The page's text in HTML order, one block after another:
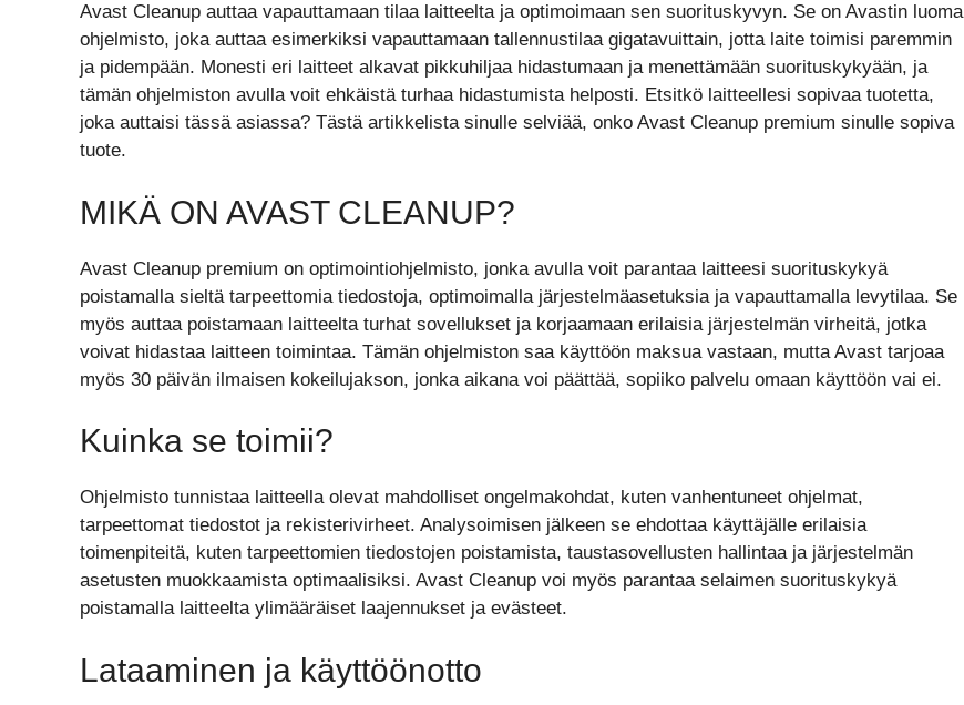
Avast Cleanup auttaa vapauttamaan tilaa laitteelta ja optimoimaan sen suorituskyvyn. Se on Avastin luoma
ohjelmisto, joka auttaa esimerkiksi vapauttamaan tallennustilaa gigatavuittain, jotta laite toimisi paremmin
ja pidempään. Monesti eri laitteet alkavat pikkuhiljaa hidastumaan ja menettämään suorituskykyään, ja
tämän ohjelmiston avulla voit ehkäistä turhaa hidastumista helposti. Etsitkö laitteellesi sopivaa tuotetta,
joka auttaisi tässä asiassa? Tästä artikkelista sinulle selviää, onko Avast Cleanup premium sinulle sopiva
tuote.
MIKÄ ON AVAST CLEANUP?
Avast Cleanup premium on optimointiohjelmisto, jonka avulla voit parantaa laitteesi suorituskykyä
poistamalla sieltä tarpeettomia tiedostoja, optimoimalla järjestelmäasetuksia ja vapauttamalla levytilaa. Se
myös auttaa poistamaan laitteelta turhat sovellukset ja korjaamaan erilaisia järjestelmän virheitä, jotka
voivat hidastaa laitteen toimintaa. Tämän ohjelmiston saa käyttöön maksua vastaan, mutta Avast tarjoaa
myös 30 päivän ilmaisen kokeilujakson, jonka aikana voi päättää, sopiiko palvelu omaan käyttöön vai ei.
Kuinka se toimii?
Ohjelmisto tunnistaa laitteella olevat mahdolliset ongelmakohdat, kuten vanhentuneet ohjelmat,
tarpeettomat tiedostot ja rekisterivirheet. Analysoimisen jälkeen se ehdottaa käyttäjälle erilaisia
toimenpiteitä, kuten tarpeettomien tiedostojen poistamista, taustasovellusten hallintaa ja järjestelmän
asetusten muokkaamista optimaalisiksi. Avast Cleanup voi myös parantaa selaimen suorituskykyä
poistamalla laitteelta ylimääräiset laajennukset ja evästeet.
Lataaminen ja käyttöönotto